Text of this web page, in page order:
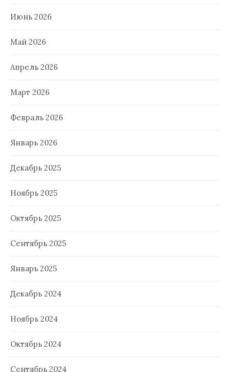
Июнь 2026
Май 2026
Апрель 2026
Март 2026
Февраль 2026
Январь 2026
Декабрь 2025
Ноябрь 2025
Октябрь 2025
Сентябрь 2025
Январь 2025
Декабрь 2024
Ноябрь 2024
Октябрь 2024
Сентябрь 2024